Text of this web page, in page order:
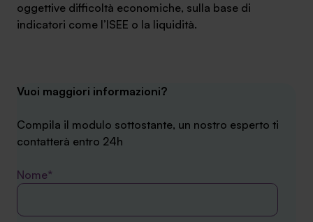
oggettive difficoltà economiche, sulla base di
indicatori come l’ISEE o la liquidità.
Vuoi maggiori informazioni?
Compila il modulo sottostante, un nostro esperto ti
contatterà entro 24h
Nome*